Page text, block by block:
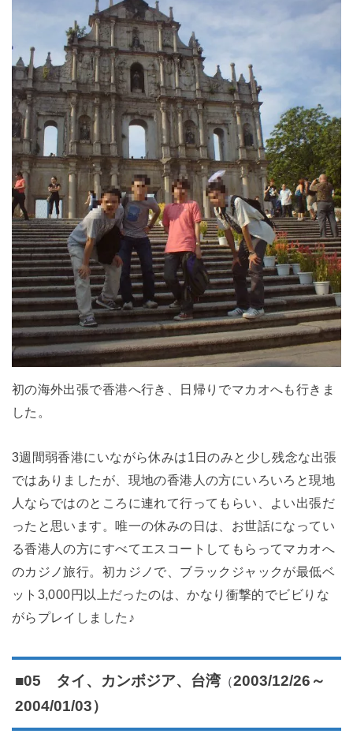
初の海外出張で香港へ行き、日帰りでマカオへも行きま
した。
3週間弱香港にいながら休みは1日のみと少し残念な出張
ではありましたが、現地の香港人の方にいろいろと現地
人ならではのところに連れて行ってもらい、よい出張だ
ったと思います。唯一の休みの日は、お世話になってい
る香港人の方にすべてエスコートしてもらってマカオへ
のカジノ旅行。初カジノで、ブラックジャックが最低ベ
ット3,000円以上だったのは、かなり衝撃的でビビりな
がらプレイしました♪
■05 タイ、カンボジア、台湾（2003/12/26～
2004/01/03）